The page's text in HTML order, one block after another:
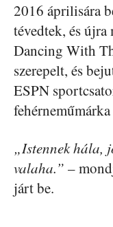
2016 áprilisára
tévedtek, és
Dancing With
szerepelt, és
ESPN
„Istennek hála,
valaha.” –
járt be.